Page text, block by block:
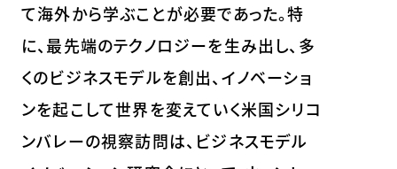
て海外から学ぶことが必要であった。特
に、最先端のテクノロジーを生み出し、多
くのビジネスモデルを創出、イノベーショ
ンを起こして世界を変えていく米国シリコ
ンバレーの視察訪問は、ビジネスモデル